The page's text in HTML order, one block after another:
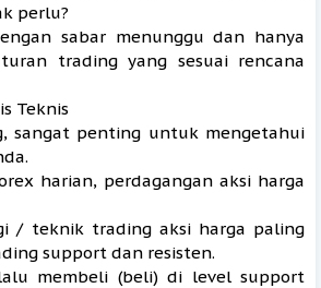
perlu?
sabar menunggu dan hanya
trading yang sesuai rencana
Teknis
sangat penting untuk mengetahui
harian, perdagangan aksi harga
/ teknik trading aksi harga paling
support dan resisten.
membeli (beli) di level support